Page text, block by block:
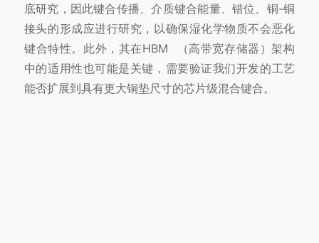
底研究，因此键合传播、介质键合能量、错位、铜-铜
接头的形成应进行研究，以确保湿化学物质不会恶化
键合特性。此外，其在HBM
（高带宽存储器）架构
中的适用性也可能是关键，需要验证我们开发的工艺
能否扩展到具有更大铜垫尺寸的芯片级混合键合。